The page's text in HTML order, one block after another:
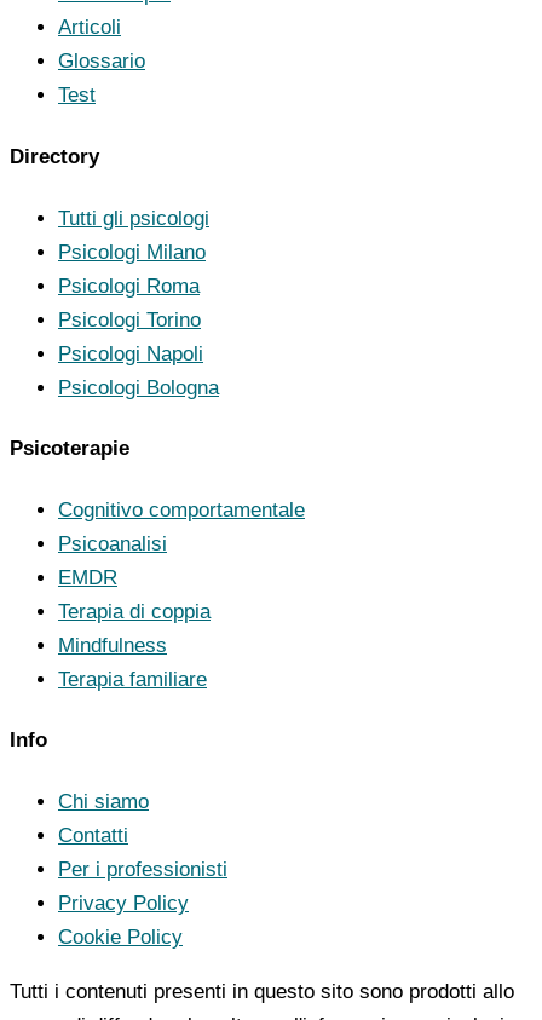
Articoli
Glossario
Test
Directory
Tutti gli psicologi
Psicologi Milano
Psicologi Roma
Psicologi Torino
Psicologi Napoli
Psicologi Bologna
Psicoterapie
Cognitivo comportamentale
Psicoanalisi
EMDR
Terapia di coppia
Mindfulness
Terapia familiare
Info
Chi siamo
Contatti
Per i professionisti
Privacy Policy
Cookie Policy
Tutti i contenuti presenti in questo sito sono prodotti allo